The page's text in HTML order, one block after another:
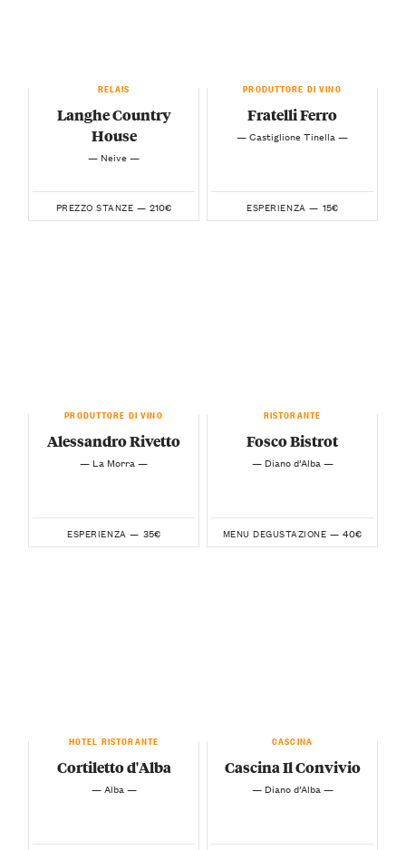
RELAIS
Langhe Country
House
— Neive —
PREZZO STANZE — 210€
PRODUTTORE DI VINO
Fratelli Ferro
— Castiglione Tinella —
ESPERIENZA — 15€
PRODUTTORE DI VINO
Alessandro Rivetto
— La Morra —
ESPERIENZA — 35€
RISTORANTE
Fosco Bistrot
— Diano d’Alba —
MENU DEGUSTAZIONE — 40€
HOTEL RISTORANTE
Cortiletto d'Alba
— Alba —
CASCINA
Cascina Il Convivio
— Diano d’Alba —